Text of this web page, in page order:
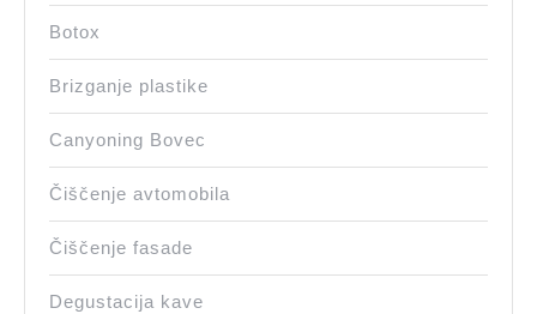
Botox
Brizganje plastike
Canyoning Bovec
Čiščenje avtomobila
Čiščenje fasade
Degustacija kave